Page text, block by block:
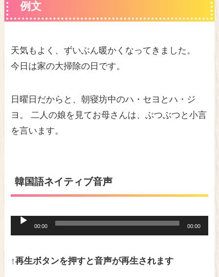
例文
天気もよく、ずいぶん暖かくなってきました。
今日は家の大掃除の日です。
日曜日だからと、朝寝坊中のハ・セヨとハ・ジ
ヨ。 二人の娘を見てお母さんは、ぶつぶつと小言
を言います。
韓国語ネイティブ音声
プ
00:00 00:00
↑再生ボタンを押すと音声が再生されます